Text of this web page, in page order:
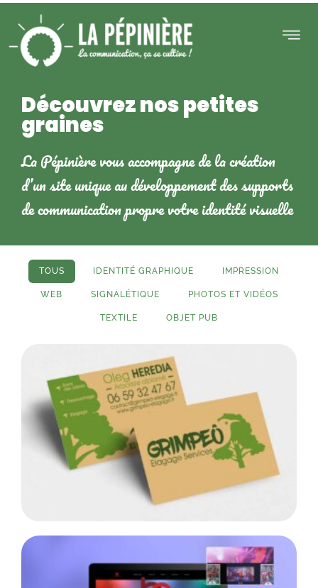
CONTACT
Découvrez nos petites
graines
La Pépinière vous accompagne de la création
d’un site unique au développement des supports
de communication propre votre identité visuelle
TOUS IDENTITÉ GRAPHIQUE IMPRESSION
WEB SIGNALÉTIQUE PHOTOS ET VIDÉOS
TEXTILE OBJET PUB